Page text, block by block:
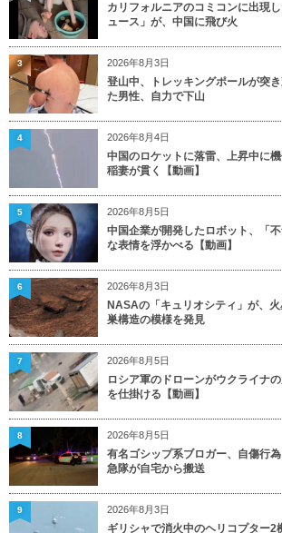
カリフォルニアのコミコンに出現
ュース」が、中国に飛び火
2026年8月3日
登山中、トレッキングポールが突
た男性、自力で下山
3
2026年8月4日
中国のロケットに落雷、上昇中に
稲妻が貫く【動画】
4
2026年8月5日
中国企業が開発したロボット、「
な表情を浮かべる【動画】
5
2026年8月3日
NASAの「キュリオシティ」が、
巣構造の模様を発見
6
2026年8月5日
ロシア軍のドローンがウクライナ
を仕掛ける【動画】
7
2026年8月5日
有名ゴシップ系ブロガー、自傷行
急隊が自宅から搬送
8
2026年8月3日
ギリシャで消火中のヘリコプター2
9